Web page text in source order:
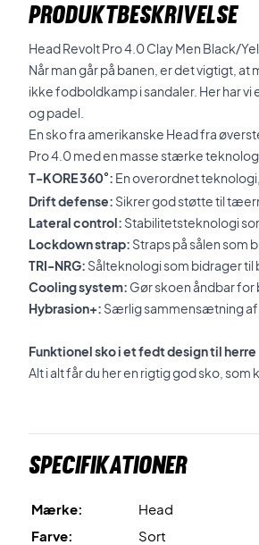
PRODUKTBESKRIVELSE
Head Revolt Pro 4.0 Clay Men Black/
Når man går på banen, er det vigtigt,
ikke fodboldkamp i sandaler. Her har
og padel.
En sko fra amerikanske Head fra
Pro 4.0 med en masse stærke
T-KORE 360°: En overordnet
Drift defense: Sikrer god støtte til
Lateral control: Stabilitetsteknologi
Lockdown strap: Straps på sålen som
TRI-NRG: Sålteknologi som bidrager til
Cooling system: Gør skoen åndbar
Hybrasion+: Særlig sammensætning
Funktionel sko i et fedt design til herre
Alt i alt får du her en rigtig god sko, som
Specifikationer
Mærke:
Head
Farve:
Sort